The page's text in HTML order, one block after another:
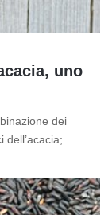
uno
dei